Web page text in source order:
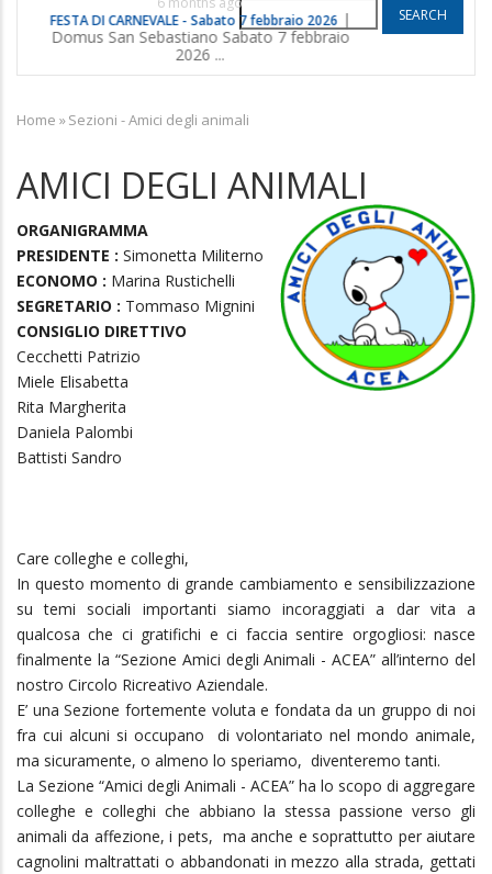
FESTA DI CARNEVALE - Sabato 7 febbraio 2026 |
Domus San Sebastiano Sabato 7 febbraio
2026 ...
POGGIO
Search
Breadcrumb
Home »Sezioni - Amici degli animali
AMICI DEGLI ANIMALI
ORGANIGRAMMA
PRESIDENTE : Simonetta Militerno
ECONOMO : Marina Rustichelli
SEGRETARIO : Tommaso Mignini
CONSIGLIO DIRETTIVO
Cecchetti Patrizio
Miele Elisabetta
Rita Margherita
Daniela Palombi
Battisti Sandro
Care colleghe e colleghi,
In questo momento di grande cambiamento e sensibilizzazione
su temi sociali importanti siamo incoraggiati a dar vita a
qualcosa che ci gratifichi e ci faccia sentire orgogliosi: nasce
finalmente la “Sezione Amici degli Animali - ACEA” all’interno del
nostro Circolo Ricreativo Aziendale.
E’ una Sezione fortemente voluta e fondata da un gruppo di noi
fra cui alcuni si occupano di volontariato nel mondo animale,
ma sicuramente, o almeno lo speriamo, diventeremo tanti.
La Sezione “Amici degli Animali - ACEA” ha lo scopo di aggregare
colleghe e colleghi che abbiano la stessa passione verso gli
animali da affezione, i pets, ma anche e soprattutto per aiutare
cagnolini maltrattati o abbandonati in mezzo alla strada, gettati